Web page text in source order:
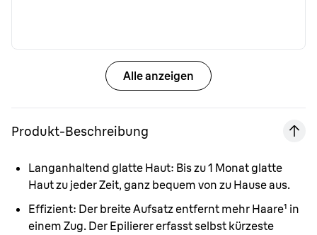
Alle anzeigen
Produkt-Beschreibung
Langanhaltend glatte Haut: Bis zu 1 Monat glatte
Haut zu jeder Zeit, ganz bequem von zu Hause aus.
Effizient: Der breite Aufsatz entfernt mehr Haare¹ in
einem Zug. Der Epilierer erfasst selbst kürzeste